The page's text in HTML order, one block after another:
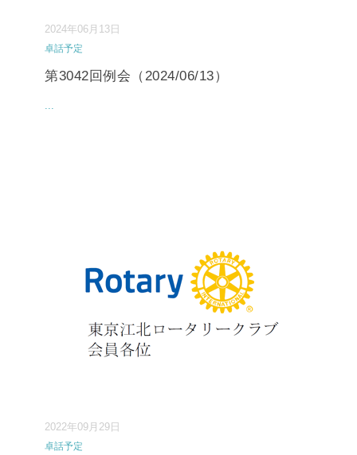
2024年06月13日
卓話予定
第3042回例会（2024/06/13）
...
2022年09月29日
卓話予定